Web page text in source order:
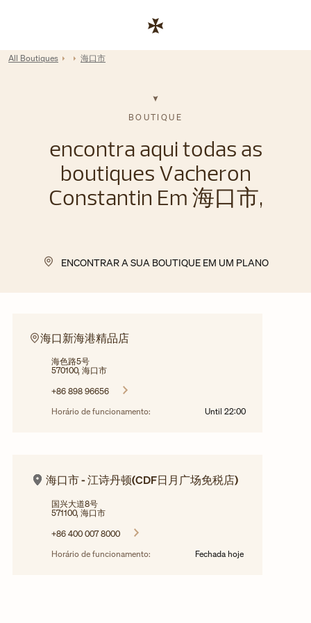
Link para site corporativo
Return to Nav
All Boutiques 海口市
BOUTIQUE
encontra aqui todas as
boutiques Vacheron
Constantin Em 海口市,
ENCONTRAR A SUA BOUTIQUE EM UM PLANO
海口新海港精品店
海色路5号
570100, 海口市
+86 898 96656
Horário de funcionamento:
Until 22:00
海口市 - 江诗丹顿(CDF日月广场免税店)
国兴大道8号
571100, 海口市
+86 400 007 8000
Horário de funcionamento:
Fechada hoje